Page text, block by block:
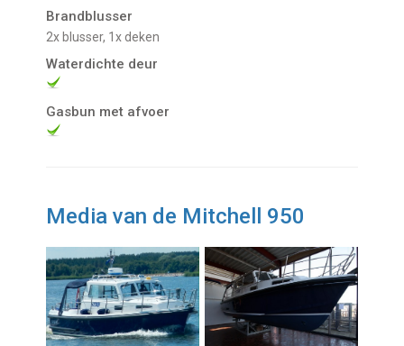
Brandblusser
2x blusser, 1x deken
Waterdichte deur
Gasbun met afvoer
Media van de Mitchell 950